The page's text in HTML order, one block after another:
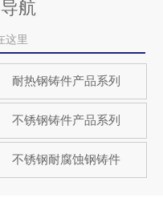
航
这里
耐热钢铸件产品系列
不锈钢铸件产品系列
不锈钢耐腐蚀钢铸件